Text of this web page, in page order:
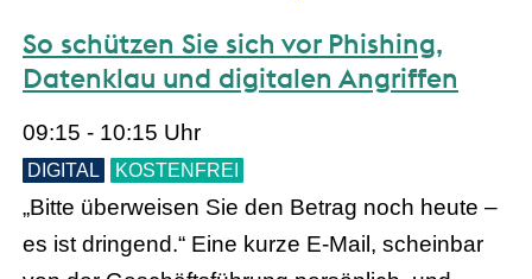
So schützen Sie sich vor Phishing,
Datenklau und digitalen Angriffen
09:15 - 10:15 Uhr
DIGITAL KOSTENFREI
„Bitte überweisen Sie den Betrag noch heute –
es ist dringend.“ Eine kurze E-Mail, scheinbar